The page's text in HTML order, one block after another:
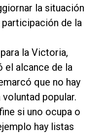
la situación
de la
la Victoria,
el alcance de la
que no hay
popular.
si uno ocupa o
hay listas